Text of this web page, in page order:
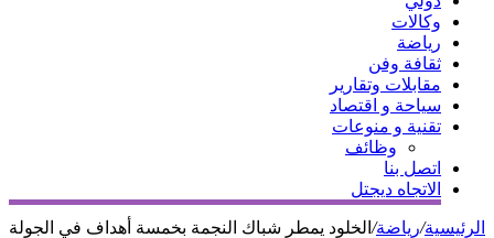
وكالات
رياضة
ثقافة وفن
مقابلات وتقارير
سياحة و اقتصاد
تقنية و منوعات
وظائف
اتصل بنا
الاتجاه ديجتل
الرئيسية/رياضة/ الخلود يمطر شباك النجمة بخمسة أهداف في الجولة